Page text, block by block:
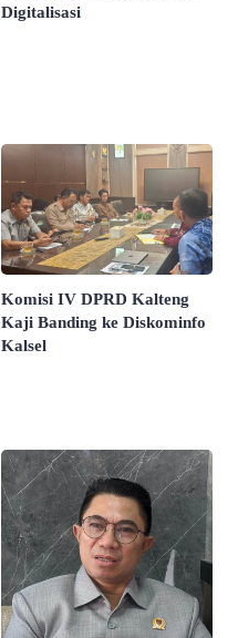
Digitalisasi
Komisi IV DPRD Kalteng
Kaji Banding ke Diskominfo
Kalsel